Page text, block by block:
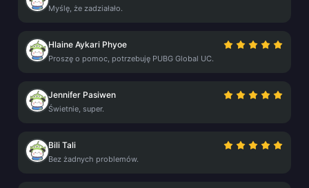
Myślę, że zadziałało.
Hlaine Aykari Phyoe
Proszę o pomoc, potrzebuję PUBG Global UC.
Jennifer Pasiwen
Świetnie, super.
Bili Tali
Bez żadnych problemów.